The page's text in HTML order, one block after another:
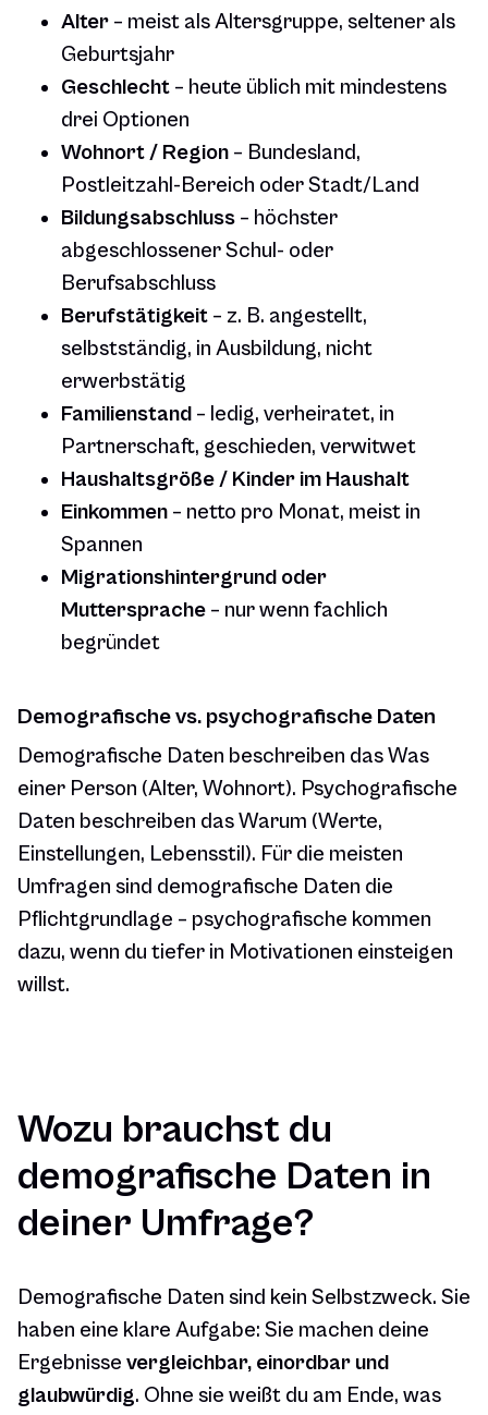
Alter – meist als Altersgruppe, seltener als
Geburtsjahr
Geschlecht – heute üblich mit mindestens
drei Optionen
Wohnort / Region – Bundesland,
Postleitzahl-Bereich oder Stadt/Land
Bildungsabschluss – höchster
abgeschlossener Schul- oder
Berufsabschluss
Berufstätigkeit – z. B. angestellt,
selbstständig, in Ausbildung, nicht
erwerbstätig
Familienstand – ledig, verheiratet, in
Partnerschaft, geschieden, verwitwet
Haushaltsgröße / Kinder im Haushalt
Einkommen – netto pro Monat, meist in
Spannen
Migrationshintergrund oder
Muttersprache – nur wenn fachlich
begründet
Demografische vs. psychografische Daten
Demografische Daten beschreiben dasWas
einer Person (Alter, Wohnort). Psychografische
Daten beschreiben dasWarum (Werte,
Einstellungen, Lebensstil). Für die meisten
Umfragen sind demografische Daten die
Pflichtgrundlage – psychografische kommen
dazu, wenn du tiefer in Motivationen einsteigen
willst.
Wozu brauchst du
demografische Daten in
deiner Umfrage?
Demografische Daten sind kein Selbstzweck. Sie
haben eine klare Aufgabe: Sie machen deine
Ergebnisse vergleichbar, einordbar und
glaubwürdig. Ohne sie weißt du am Ende, was